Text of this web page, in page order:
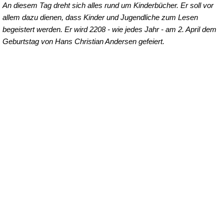
An diesem Tag dreht sich alles rund um Kinderbücher. Er soll vor
allem dazu dienen, dass Kinder und Jugendliche zum Lesen
begeistert werden. Er wird 2208 - wie jedes Jahr - am 2. April dem
Geburtstag von Hans Christian Andersen gefeiert.